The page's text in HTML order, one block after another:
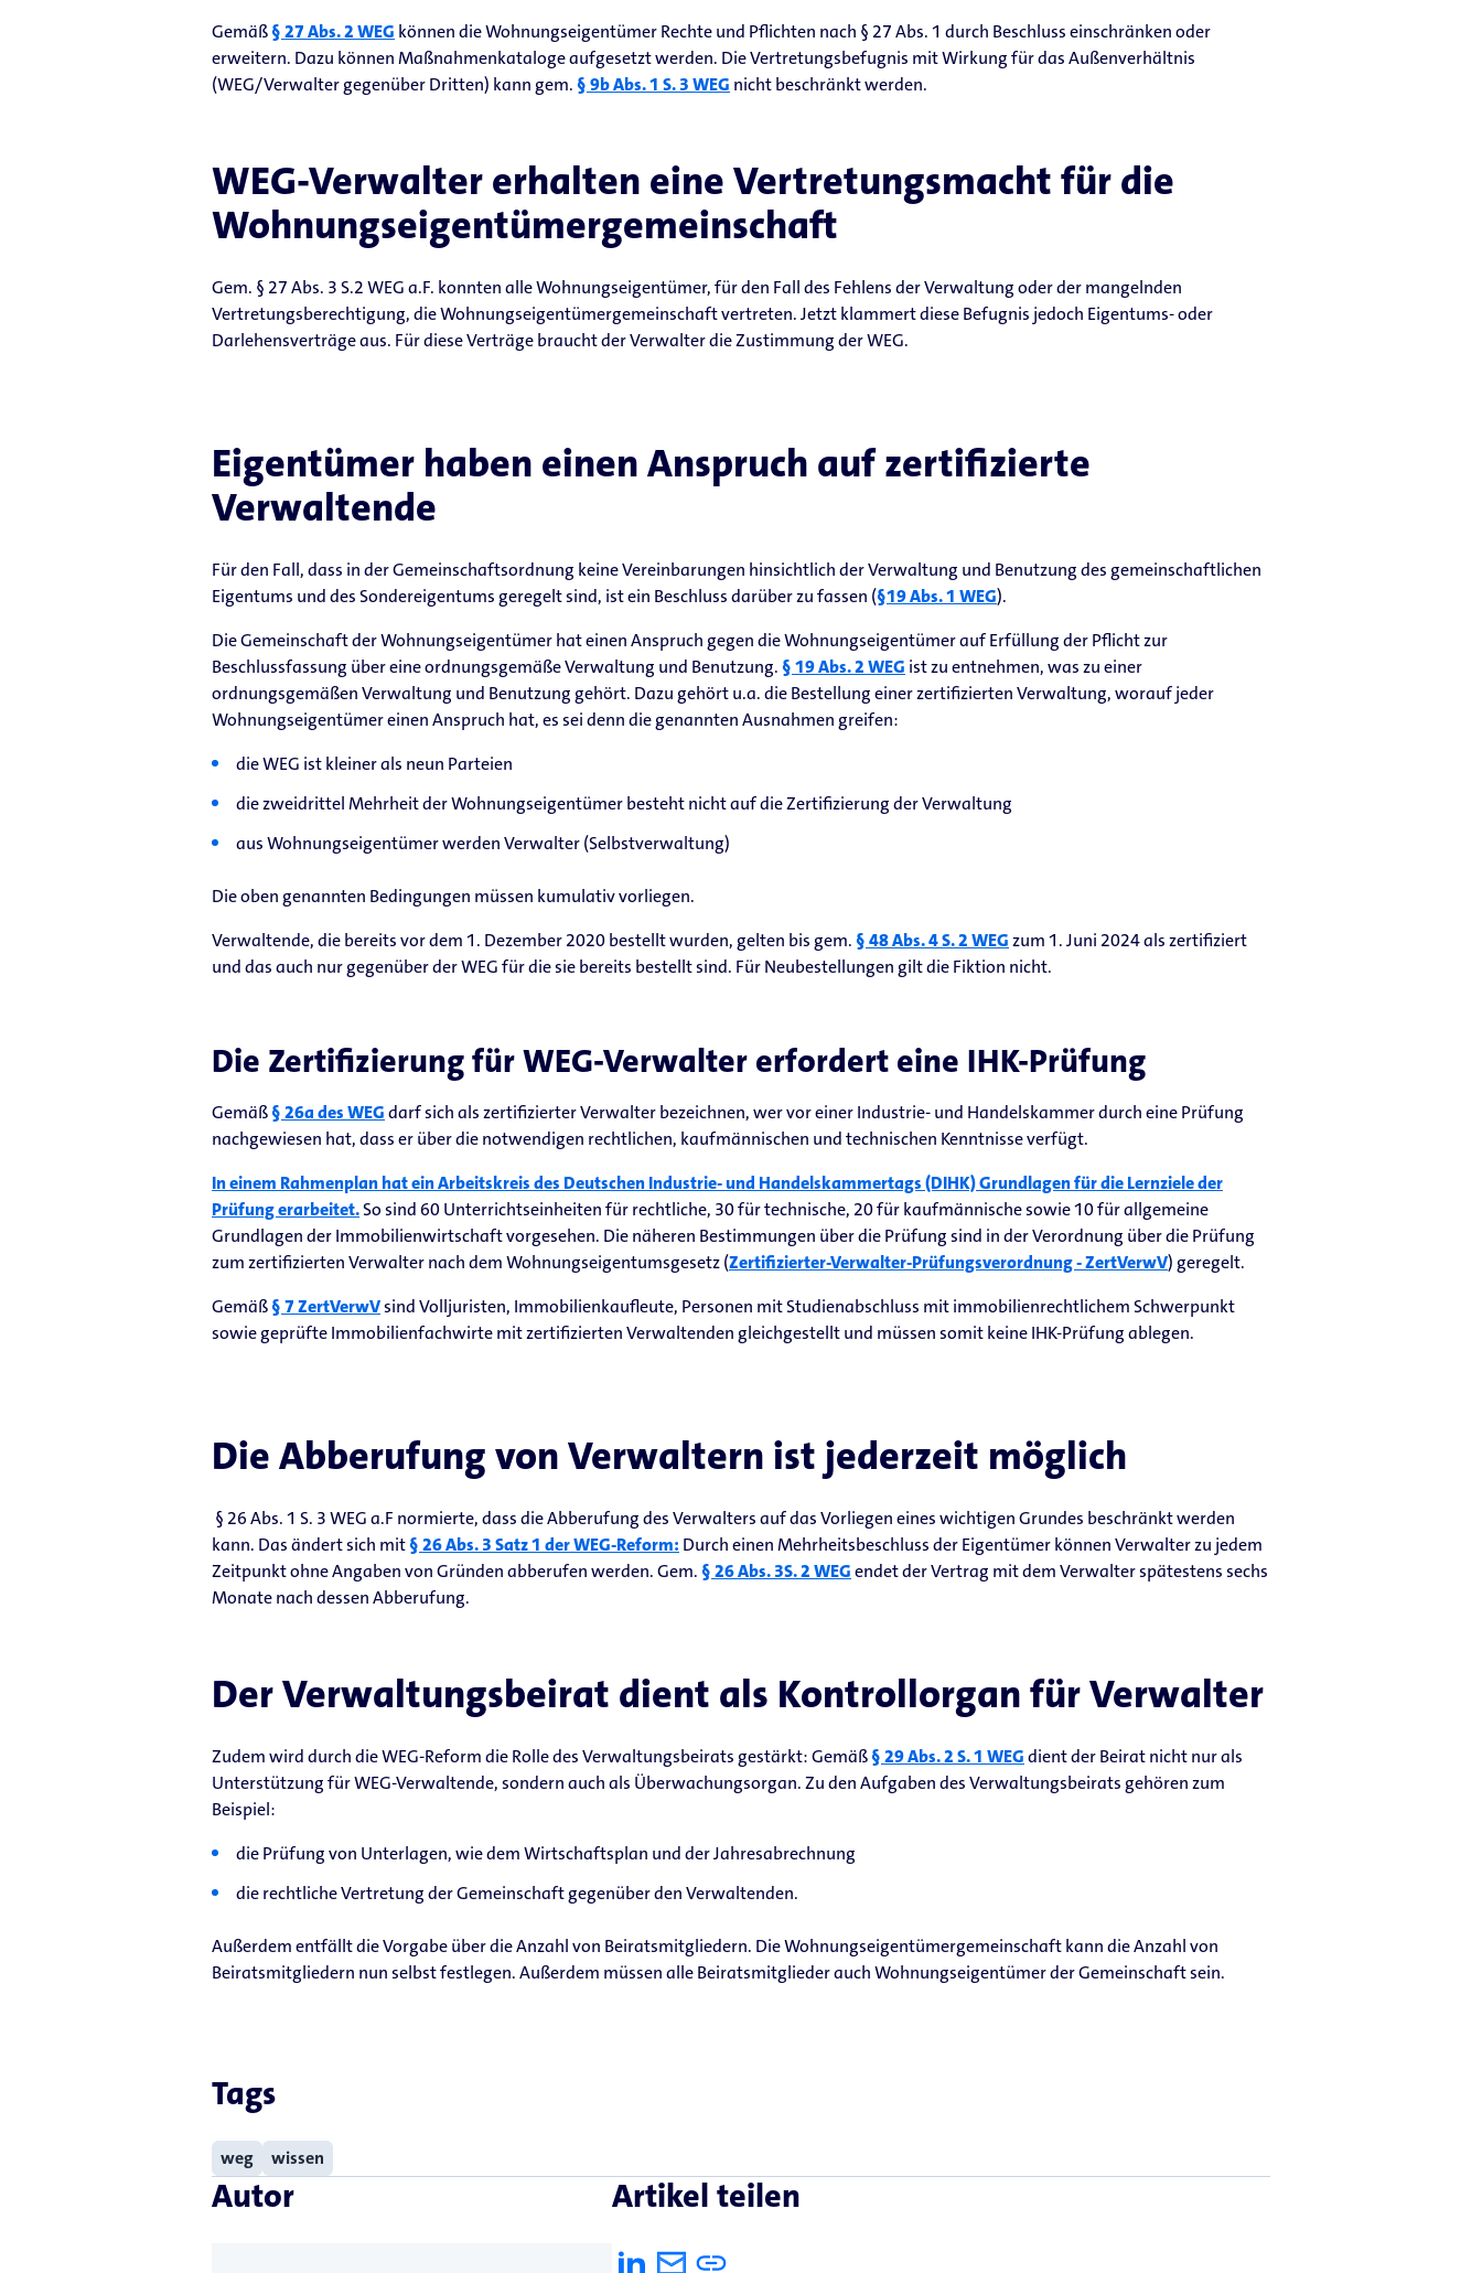
Gemäß§ 27 Abs. 2 WEG können die Wohnungseigentümer Rechte und Pflichten nach § 27 Abs. 1 durch Beschluss einschränken oder
erweitern. Dazu können Maßnahmenkataloge aufgesetzt werden. Die Vertretungsbefugnis mit Wirkung für das Außenverhältnis
(WEG/Verwalter gegenüber Dritten) kann gem.§ 9b Abs. 1 S. 3 WEG nicht beschränkt werden.
WEG-Verwalter erhalten eine Vertretungsmacht für die
Wohnungseigentümergemeinschaft
Gem. § 27 Abs. 3 S.2 WEG a.F. konnten alle Wohnungseigentümer, für den Fall des Fehlens der Verwaltung oder der mangelnden
Vertretungsberechtigung, die Wohnungseigentümergemeinschaft vertreten. Jetzt klammert diese Befugnis jedoch Eigentums- oder
Darlehensverträge aus. Für diese Verträge braucht der Verwalter die Zustimmung der WEG.
Eigentümer haben einen Anspruch auf zertifizierte
Verwaltende
Für den Fall, dass in der Gemeinschaftsordnung keine Vereinbarungen hinsichtlich der Verwaltung und Benutzung des gemeinschaftlichen
Eigentums und des Sondereigentums geregelt sind, ist ein Beschluss darüber zu fassen (§19 Abs. 1 WEG).
Die Gemeinschaft der Wohnungseigentümer hat einen Anspruch gegen die Wohnungseigentümer auf Erfüllung der Pflicht zur
Beschlussfassung über eine ordnungsgemäße Verwaltung und Benutzung.§ 19 Abs. 2 WEG ist zu entnehmen, was zu einer
ordnungsgemäßen Verwaltung und Benutzung gehört. Dazu gehört u.a. die Bestellung einer zertifizierten Verwaltung, worauf jeder
Wohnungseigentümer einen Anspruch hat, es sei denn die genannten Ausnahmen greifen:
die WEG ist kleiner als neun Parteien
die zweidrittel Mehrheit der Wohnungseigentümer besteht nicht auf die Zertifizierung der Verwaltung
aus Wohnungseigentümer werden Verwalter (Selbstverwaltung)
Die oben genannten Bedingungen müssen kumulativ vorliegen.
Verwaltende, die bereits vor dem 1. Dezember 2020 bestellt wurden, gelten bis gem.§ 48 Abs. 4 S. 2 WEGzum 1. Juni 2024 als zertifiziert
und das auch nur gegenüber der WEG für die sie bereits bestellt sind. Für Neubestellungen gilt die Fiktion nicht.
Die Zertifizierung für WEG-Verwalter erfordert eine IHK-Prüfung
Gemäß§ 26a des WEGdarf sich als zertifizierter Verwalter bezeichnen, wer vor einer Industrie- und Handelskammer durch eine Prüfung
nachgewiesen hat, dass er über die notwendigen rechtlichen, kaufmännischen und technischen Kenntnisse verfügt.
In einem Rahmenplan hat ein Arbeitskreis des Deutschen Industrie- und Handelskammertags (DIHK) Grundlagen für die Lernziele der
Prüfung erarbeitet.So sind 60 Unterrichtseinheiten für rechtliche, 30 für technische, 20 für kaufmännische sowie 10 für allgemeine
Grundlagen der Immobilienwirtschaft vorgesehen. Die näheren Bestimmungen über die Prüfung sind in der Verordnung über die Prüfung
zum zertifizierten Verwalter nach dem Wohnungseigentumsgesetz (Zertifizierter-Verwalter-Prüfungsverordnung - ZertVerwV) geregelt.
Gemäß§ 7 ZertVerwVsind Volljuristen, Immobilienkaufleute, Personen mit Studienabschluss mit immobilienrechtlichem Schwerpunkt
sowie geprüfte Immobilienfachwirte mit zertifizierten Verwaltenden gleichgestellt und müssen somit keine IHK-Prüfung ablegen.
Die Abberufung von Verwaltern ist jederzeit möglich
§ 26 Abs. 1 S. 3 WEG a.F normierte, dass die Abberufung des Verwalters auf das Vorliegen eines wichtigen Grundes beschränkt werden
kann. Das ändert sich mit§ 26 Abs. 3 Satz 1 der WEG-Reform: Durch einen Mehrheitsbeschluss der Eigentümer können Verwalter zu jedem
Zeitpunkt ohne Angaben von Gründen abberufen werden. Gem.§ 26 Abs. 3S. 2 WEGendet der Vertrag mit dem Verwalter spätestens sechs
Monate nach dessen Abberufung.
Der Verwaltungsbeirat dient als Kontrollorgan für Verwalter
Zudem wird durch die WEG-Reform die Rolle des Verwaltungsbeirats gestärkt: Gemäß§ 29 Abs. 2 S. 1 WEGdient der Beirat nicht nur als
Unterstützung für WEG-Verwaltende, sondern auch als Überwachungsorgan. Zu den Aufgaben des Verwaltungsbeirats gehören zum
Beispiel:
die Prüfung von Unterlagen, wie dem Wirtschaftsplan und der Jahresabrechnung
die rechtliche Vertretung der Gemeinschaft gegenüber den Verwaltenden.
Außerdem entfällt die Vorgabe über die Anzahl von Beiratsmitgliedern. Die Wohnungseigentümergemeinschaft kann die Anzahl von
Beiratsmitgliedern nun selbst festlegen. Außerdem müssen alle Beiratsmitglieder auch Wohnungseigentümer der Gemeinschaft sein.
Tags
weg wissen
Autor Artikel teilen